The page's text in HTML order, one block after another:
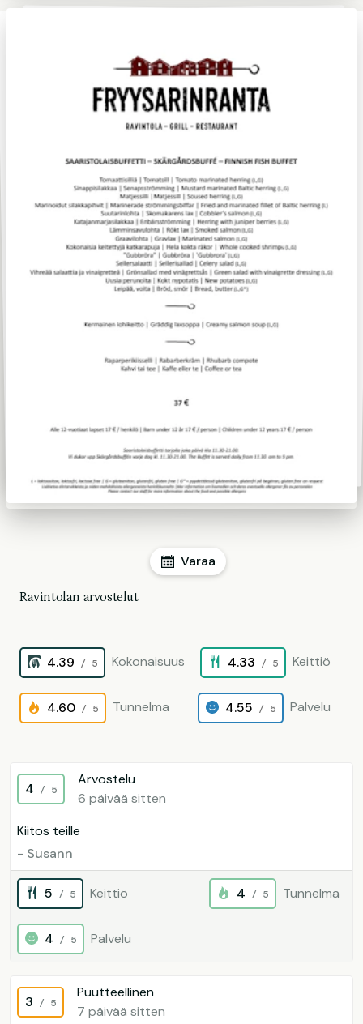
Varaa
Ravintolan arvostelut
4.39 / 5 Kokonaisuus 4.33 / 5 Keittiö
4.60 / 5 Tunnelma 4.55 / 5 Palvelu
4 / 5
Arvostelu
6 päivää sitten
Kiitos teille
- Susann
5 / 5 Keittiö 4 / 5 Tunnelma
4 / 5 Palvelu
3 / 5
Puutteellinen
7 päivää sitten